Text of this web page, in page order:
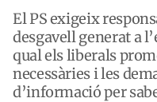
El PS exigeix
desgavell generat a
qual els liberals
necessàries i les
d’informació per